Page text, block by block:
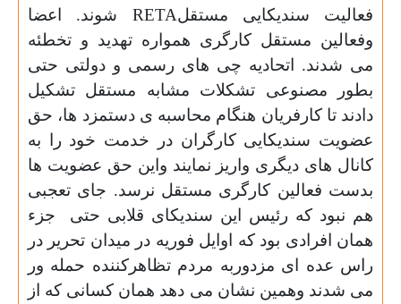
فعالیت سندیکایی مستقلRETA شوند. اعضا
وفعالین مستقل کارگری همواره تهدید و تخطئه
می شدند. اتحادیه چی های رسمی و دولتی حتی
بطور مصنوعی تشکلات مشابه مستقل تشکیل
دادند تا کارفریان هنگام محاسبه ی دستمزد ها، حق
عضویت سندیکایی کارگران در خدمت خود را به
کانال های دیگری واریز نمایند واین حق عضویت ها
بدست فعالین کارگری مستقل نرسد. جای تعجبی
هم نبود که رئیس این سندیکای قلابی حتی
جزء
همان افرادی بود که اوایل فوریه در میدان تحریر در
راس عده ای مزدوربه مردم تظاهرکننده حمله ور
می شدند وهمین نشان می دهد همان کسانی که از